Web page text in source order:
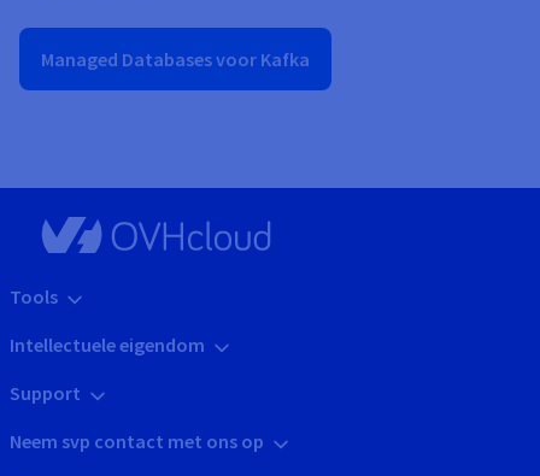
Managed Databases voor Kafka
Tools
Intellectuele eigendom
Support
Neem svp contact met ons op